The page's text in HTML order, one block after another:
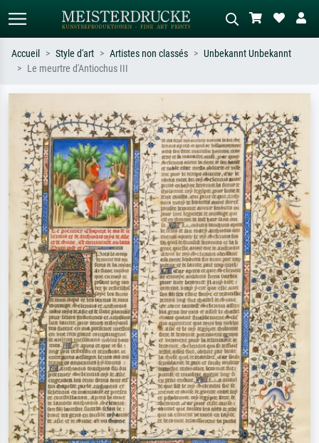
ex. Monet, Nuit étoilée,
impressionnisme, vague de Hokusai,
nu.
abstrait avec beaucoup de rouge,
tableau sombre, nu debout près d'un
arbre.
Accueil Style d'art Artistes non classés
Unbekannt Unbekannt
Le meurtre d'Antiochus III